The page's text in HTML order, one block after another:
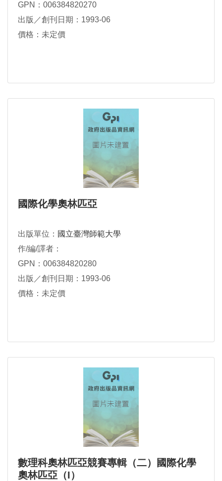
GPN：006384820270
出版／創刊日期：1993-06
價格：未定價
國際化學奧林匹亞
出版單位： 國立臺灣師範大學
作/編/譯者：
GPN：006384820280
出版／創刊日期：1993-06
價格：未定價
數理科奧林匹亞競賽專輯（二）國際化學
奧林匹亞（I）